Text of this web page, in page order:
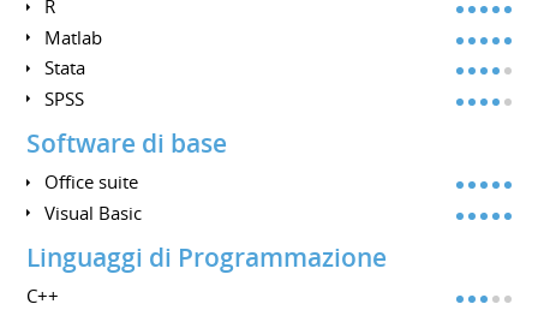
R
Matlab
Stata
SPSS
Software di base
Office suite
Visual Basic
Linguaggi di Programmazione
C++